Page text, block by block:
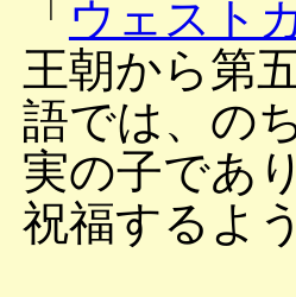
「 ウェスト
王朝から第
語では、の
実の子であ
祝福するよ